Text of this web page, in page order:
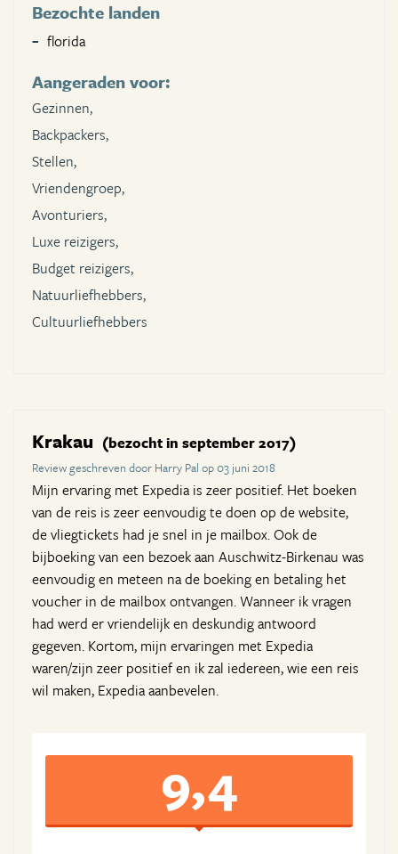
Bezochte landen
florida
Aangeraden voor:
Gezinnen,
Backpackers,
Stellen,
Vriendengroep,
Avonturiers,
Luxe reizigers,
Budget reizigers,
Natuurliefhebbers,
Cultuurliefhebbers
Krakau (bezocht in september 2017)
Review geschreven door Harry Pal op 03 juni 2018
Mijn ervaring met Expedia is zeer positief. Het boeken
van de reis is zeer eenvoudig te doen op de website,
de vliegtickets had je snel in je mailbox. Ook de
bijboeking van een bezoek aan Auschwitz-Birkenau was
eenvoudig en meteen na de boeking en betaling het
voucher in de mailbox ontvangen. Wanneer ik vragen
had werd er vriendelijk en deskundig antwoord
gegeven. Kortom, mijn ervaringen met Expedia
waren/zijn zeer positief en ik zal iedereen, wie een reis
wil maken, Expedia aanbevelen.
9,4